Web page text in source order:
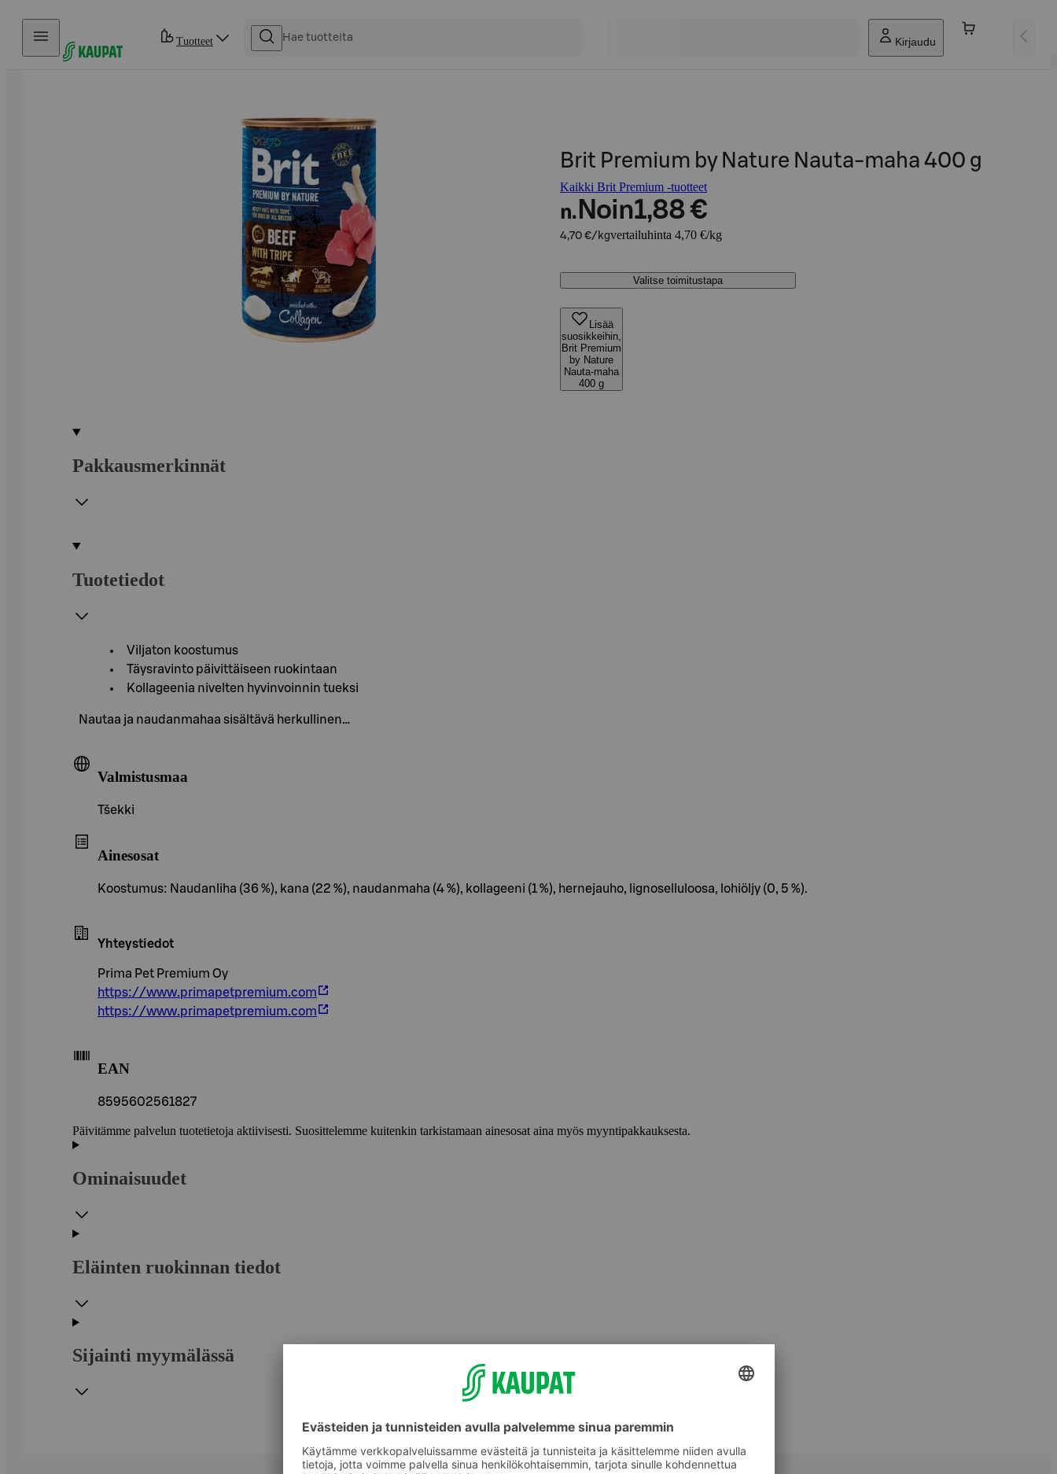
Hyppää sisältöön
Tuotteet Kirjaudu
Brit Premium by Nature Nauta-maha 400 g
Kaikki Brit Premium -tuotteet
n. Noin1,88 €
4,70 €/kgvertailuhinta 4,70 €/kg
Valitse toimitustapa
Lisää
suosikkeihin,
Brit Premium
by Nature
Nauta-maha
400 g
Pakkausmerkinnät
Tuotetiedot
Viljaton koostumus
Täysravinto päivittäiseen ruokintaan
Kollageenia nivelten hyvinvoinnin tueksi
Nautaa ja naudanmahaa sisältävä herkullinen…
Valmistusmaa
Tšekki
Ainesosat
Koostumus: Naudanliha (36 %), kana (22 %), naudanmaha (4 %), kollageeni (1 %), hernejauho, lignoselluloosa, lohiöljy (0, 5 %).
Yhteystiedot
Prima Pet Premium Oy
https://www.primapetpremium.com
https://www.primapetpremium.com
EAN
8595602561827
Päivitämme palvelun tuotetietoja aktiivisesti. Suosittelemme kuitenkin tarkistamaan ainesosat aina myös myyntipakkauksesta.
Ominaisuudet
Eläinten ruokinnan tiedot
Sijainti myymälässä